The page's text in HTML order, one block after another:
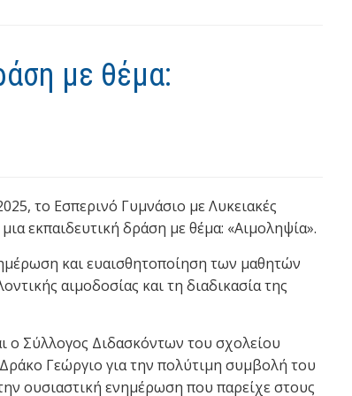
με θέμα:
το Εσπερινό Γυμνάσιο με Λυκειακές
εκπαιδευτική δράση με θέμα: «Αιμοληψία».
και ευαισθητοποίηση των μαθητών
αιμοδοσίας και τη διαδικασία της
ο Σύλλογος Διδασκόντων του σχολείου
Γεώργιο για την πολύτιμη συμβολή του
ουσιαστική ενημέρωση που παρείχε στους